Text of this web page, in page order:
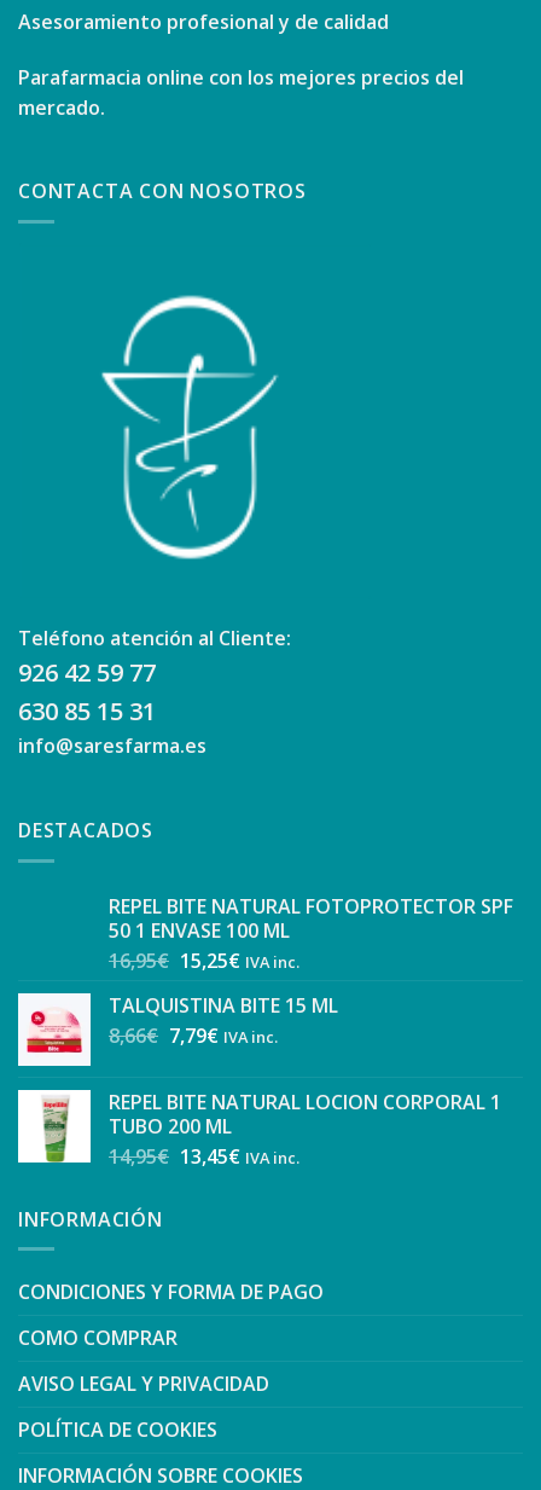
Asesoramiento profesional y de calidad
Parafarmacia online con los mejores precios del
mercado.
CONTACTA CON NOSOTROS
Teléfono atención al Cliente:
926 42 59 77
630 85 15 31
info@saresfarma.es
DESTACADOS
REPEL BITE NATURAL FOTOPROTECTOR SPF
50 1 ENVASE 100 ML
16,95€ 15,25€ IVA inc.
TALQUISTINA BITE 15 ML
8,66€ 7,79€ IVA inc.
REPEL BITE NATURAL LOCION CORPORAL 1
TUBO 200 ML
14,95€ 13,45€ IVA inc.
INFORMACIÓN
CONDICIONES Y FORMA DE PAGO
COMO COMPRAR
AVISO LEGAL Y PRIVACIDAD
POLÍTICA DE COOKIES
INFORMACIÓN SOBRE COOKIES